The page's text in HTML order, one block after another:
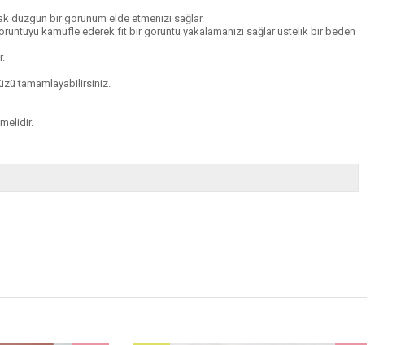
düzgün bir görünüm elde etmenizi sağlar.
kamufle ederek fit bir görüntü yakalamanızı sağlar üstelik bir beden
tamamlayabilirsiniz.